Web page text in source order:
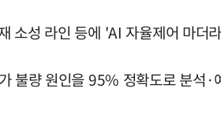
소성 라인 등에 'AI 자율제어 마더
불량 원인을 95% 정확도로 분석